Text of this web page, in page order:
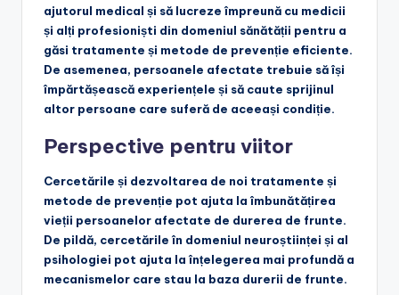
ajutorul medical și să lucreze împreună cu medicii
și alți profesioniști din domeniul sănătății pentru a
găsi tratamente și metode de prevenție eficiente.
De asemenea, persoanele afectate trebuie să își
împărtășească experiențele și să caute sprijinul
altor persoane care suferă de aceeași condiție.
Perspective pentru viitor
Cercetările și dezvoltarea de noi tratamente și
metode de prevenție pot ajuta la îmbunătățirea
vieții persoanelor afectate de durerea de frunte.
De pildă, cercetările în domeniul neuroștiinței și al
psihologiei pot ajuta la înțelegerea mai profundă a
mecanismelor care stau la baza durerii de frunte.